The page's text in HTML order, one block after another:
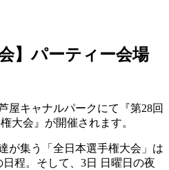
】パーティー会場
屋キャナルパークにて『第28回
大会』が開催されます。
が集う「全日本選手権大会」は
程‪。そして、3日 日曜日の夜